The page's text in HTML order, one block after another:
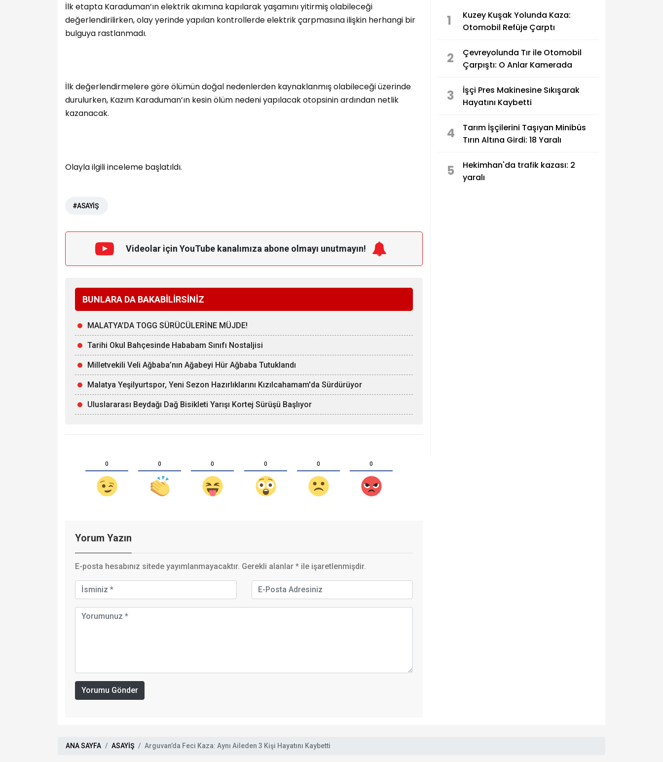
İlk etapta Karaduman’ın elektrik akımına kapılarak yaşamını yitirmiş olabileceği
değerlendirilirken, olay yerinde yapılan kontrollerde elektrik çarpmasına ilişkin herhangi bir
bulguya rastlanmadı.
İlk değerlendirmelere göre ölümün doğal nedenlerden kaynaklanmış olabileceği üzerinde
durulurken, Kazım Karaduman’ın kesin ölüm nedeni yapılacak otopsinin ardından netlik
kazanacak.
Olayla ilgili inceleme başlatıldı.
#ASAYİŞ
Videolar için YouTube kanalımıza abone olmayı unutmayın!
BUNLARA DA BAKABİLİRSİNİZ
MALATYA’DA TOGG SÜRÜCÜLERİNE MÜJDE!
Tarihi Okul Bahçesinde Hababam Sınıfı Nostaljisi
Milletvekili Veli Ağbaba’nın Ağabeyi Hür Ağbaba Tutuklandı
Malatya Yeşilyurtspor, Yeni Sezon Hazırlıklarını Kızılcahamam'da Sürdürüyor
Uluslararası Beydağı Dağ Bisikleti Yarışı Kortej Sürüşü Başlıyor
0 0 0 0 0 0
Yorum Yazın
E-posta hesabınız sitede yayımlanmayacaktır. Gerekli alanlar * ile işaretlenmişdir.
Yorumu Gönder
1
Kuzey Kuşak Yolunda Kaza:
Otomobil Refüje Çarptı
2
Çevreyolunda Tır ile Otomobil
Çarpıştı: O Anlar Kamerada
3
İşçi Pres Makinesine Sıkışarak
Hayatını Kaybetti
4
Tarım İşçilerini Taşıyan Minibüs
Tırın Altına Girdi: 18 Yaralı
5
Hekimhan'da trafik kazası: 2
yaralı
ANA SAYFA ASAYİŞ Arguvan’da Feci Kaza: Aynı Aileden 3 Kişi Hayatını Kaybetti